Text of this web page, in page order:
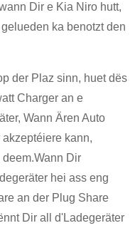
Dir e Kia Niro hutt,
ka benotzt den
der Plaz sinn, huet dës
Charger an e
Wann Ären Auto
kann,
Dir
hei ass eng
an der Plug Share
Dir all d'Ladegeräter